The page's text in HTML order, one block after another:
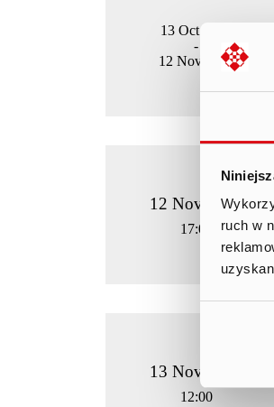
ruch w
13 Oct 2025
-
12 Nov 2025
12 Nov 2025
17:00
13 Nov 2025
12:00